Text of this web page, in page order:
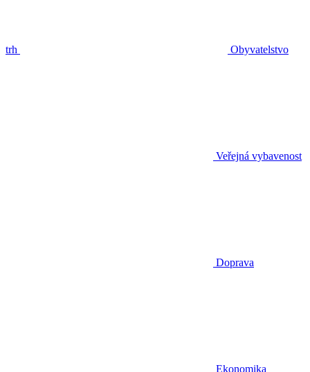
trh Obyvatelstvo
Veřejná vybavenost
Doprava
Ekonomika